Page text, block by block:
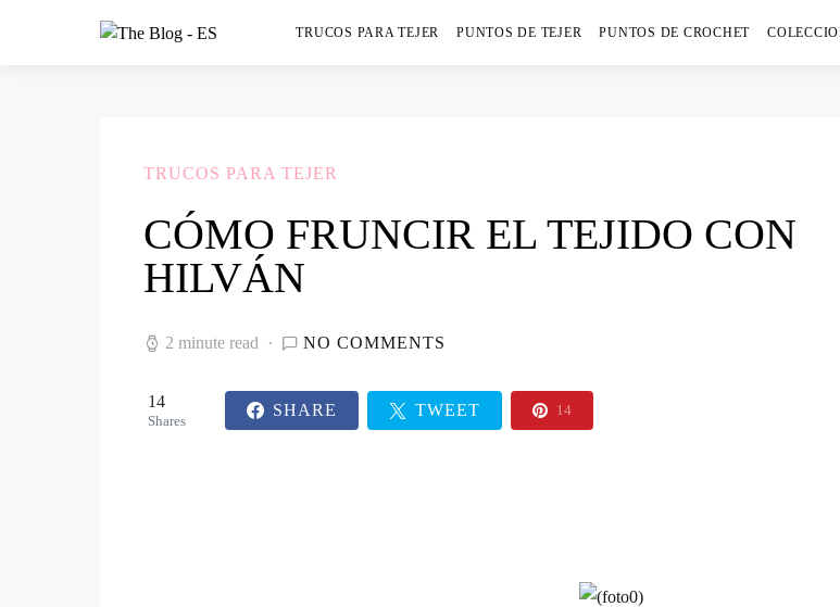
TRUCOS PARA TEJER PUNTOS DE TEJER PUNTOS DE CROCHET
TRUCOS PARA TEJER
CÓMO FRUNCIR EL TEJIDO CON
HILVÁN
2 minute read NO COMMENTS
14
Shares
SHARE TWEET 14